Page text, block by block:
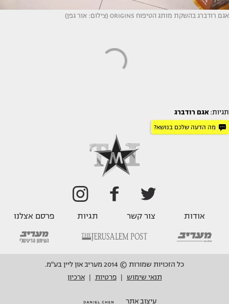
אגם רודברג בהשקת מותג הטיפוח ORIGINS (צילום: אור גפן)
תגיות: אגם רודברג
מה הדעה שלכם בנושא?
אודות צור קשר תגיות פרסם אצלנו
כל הזכויות שמורות © 2014 מעריב און ליין בע"מ.
תנאי שימוש
פרטיות ארכיון
עיצוב אתר